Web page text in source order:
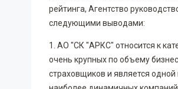
рейтинга, Агентство
следующими выводами:
1. АО "СК "АРКС" относится к
очень крупных по объему
страховщиков и является одной